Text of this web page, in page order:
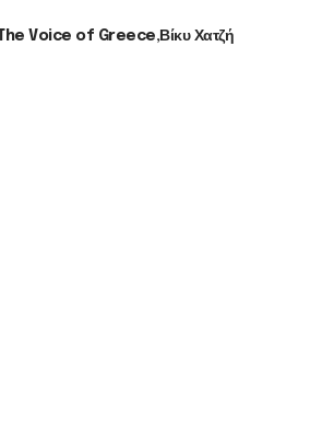
The Voice of Greece Βίκυ Χατζή